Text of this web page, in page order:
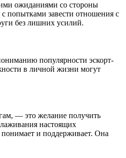
ожиданиями со стороны
попытками завести отношения с
без лишних усилий.
популярности эскорт-
в личной жизни могут
— это желание получить
настоящих
понимает и поддерживает. Она